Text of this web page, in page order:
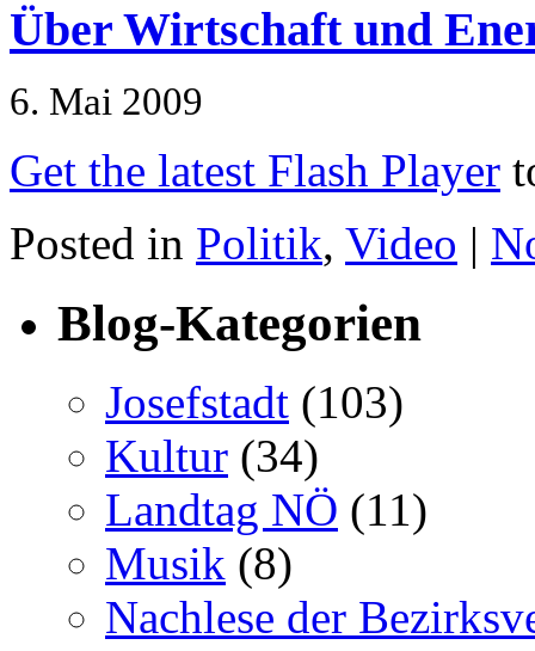
Über Wirtschaft und
6. Mai 2009
Get the latest Flash Player
Posted in Politik, Video |
Blog-Kategorien
Josefstadt (103)
Kultur (34)
Landtag NÖ (11)
Musik (8)
Nachlese der